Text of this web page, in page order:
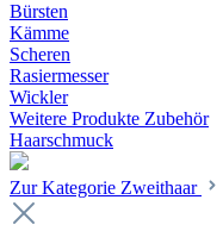
Bürsten
Kämme
Scheren
Rasiermesser
Wickler
Weitere Produkte Zubehör
Haarschmuck
Zur Kategorie Zweithaar